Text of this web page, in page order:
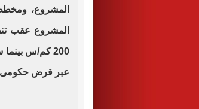
المشروع،
المشروع عقب
عبر قرض حكومى